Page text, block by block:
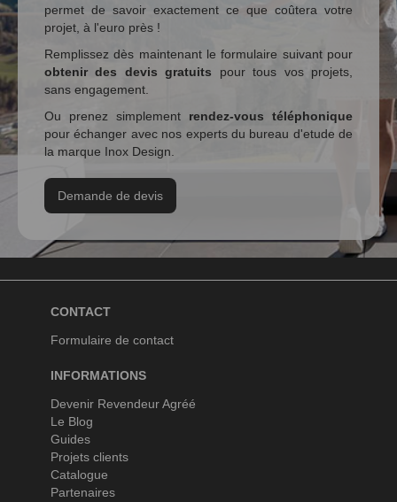
permet de savoir exactement ce que coûtera votre
projet, à l'euro près !
Remplissez dès maintenant le formulaire suivant pour
obtenir des devis gratuits pour tous vos projets,
sans engagement.
Ou prenez simplement rendez-vous téléphonique
pour échanger avec nos experts du bureau d'etude de
la marque Inox Design.
Demande de devis
CONTACT
Formulaire de contact
INFORMATIONS
Devenir Revendeur Agréé
Le Blog
Guides
Projets clients
Catalogue
Partenaires